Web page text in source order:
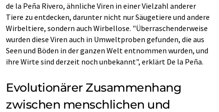
de la Peña Rivero, ähnliche Viren in einer Vielzahl anderer
Tiere zu entdecken, darunter nicht nur Säugetiere und andere
Wirbeltiere, sondern auch Wirbellose. "Überraschenderweise
wurden diese Viren auch in Umweltproben gefunden, die aus
Seen und Böden in der ganzen Welt entnommen wurden, und
ihre Wirte sind derzeit noch unbekannt", erklärt De la Peña.
Evolutionärer Zusammenhang
zwischen menschlichen und